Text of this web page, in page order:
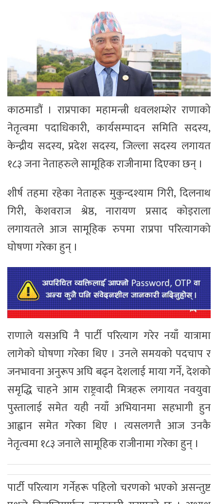
काठमाडौं । राप्रपाका महामन्त्री धवलशम्शेर राणाको
नेतृत्वमा पदाधिकारी, कार्यसम्पादन समिति सदस्य,
केन्द्रीय सदस्य, प्रदेश सदस्य, जिल्ला सदस्य लगायत
१८३ जना नेताहरुले सामूहिक राजीनामा दिएका छन् ।
शीर्ष तहमा रहेका नेताहरू मुकुन्दश्याम गिरी, दिलनाथ
गिरी, केशवराज श्रेष्ठ, नारायण प्रसाद कोइराला
लगायतले आज सामूहिक रुपमा राप्रपा परित्यागको
घोषणा गरेका हुन् ।
राणाले यसअघि नै पार्टी परित्याग गरेर नयाँ यात्रामा
लागेको घोषणा गरेका थिए । उनले समयको पदचाप र
जनभावना अनुरूप अघि बढ्न देशलाई माया गर्ने, देशको
समृद्धि चाहने आम राष्ट्रवादी मित्रहरू लगायत नवयुवा
पुस्तालाई समेत यही नयाँ अभियानमा सहभागी हुन
आह्वान समेत गरेका थिए । त्यसलगत्तै आज उनकै
नेतृत्वमा १८३ जनाले सामूहिक राजीनामा गरेका हुन् ।
पार्टी परित्याग गर्नेहरू पहिलो चरणको भएको असन्तुष्ट